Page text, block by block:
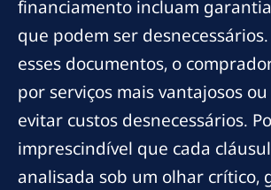
financiamento incluam
que podem ser
esses documentos, o
por serviços mais vantajosos
evitar custos desnecessários.
imprescindível que cada
analisada sob um olhar crítico,